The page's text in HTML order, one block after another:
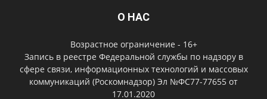
О НАС
Возрастное ограничение - 16+
Запись в реестре Федеральной службы по надзору в
сфере связи, информационных технологий и массовых
коммуникаций (Роскомнадзор) Эл №ФС77-77655 от
17.01.2020